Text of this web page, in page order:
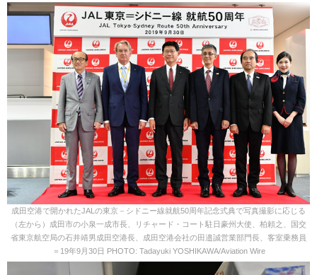
成田空港で開かれたJALの東京－シドニー線就航50周年記念式典で写真撮影に応じる
（左から）成田市の小泉一成市長、リチャード・コート駐日豪州大使、柏頼之、国交
省東京航空局の石井靖男成田空港長、成田空港会社の田邉誠営業部門長、客室乗務員
＝19年9月30日 PHOTO: Tadayuki YOSHIKAWA/Aviation Wire